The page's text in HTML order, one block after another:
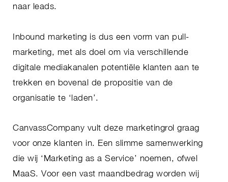
naar leads.
Inbound marketing is dus een vorm van pull-
marketing, met als doel om via verschillende
digitale mediakanalen potentiële klanten aan te
trekken en bovenal de propositie van de
organisatie te ‘laden’.
CanvassCompany vult deze marketingrol graag
voor onze klanten in. Een slimme samenwerking
die wij ‘Marketing as a Service’ noemen, ofwel
MaaS. Voor een vast maandbedrag worden wij